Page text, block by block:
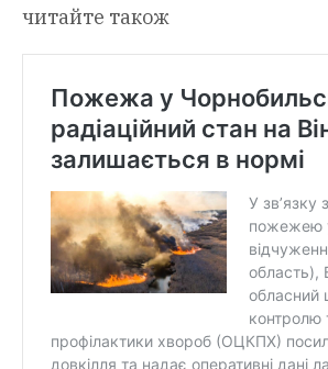
читайте також